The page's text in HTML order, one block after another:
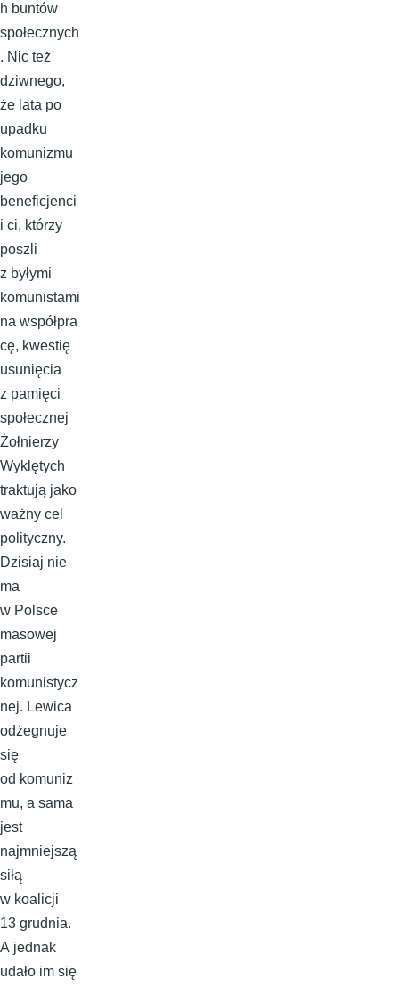
h buntów
społecznych
. Nic też
dziwnego,
że lata po
upadku
komunizmu
jego
beneficjenci
i ci, którzy
poszli
z byłymi
komunistami
na współpra
cę, kwestię
usunięcia
z pamięci
społecznej
Żołnierzy
Wyklętych
traktują jako
ważny cel
polityczny.
Dzisiaj nie
ma
w Polsce
masowej
partii
komunistycz
nej. Lewica
odżegnuje
się
od komuniz
mu, a sama
jest
najmniejszą
siłą
w koalicji
13 grudnia.
A jednak
udało im się